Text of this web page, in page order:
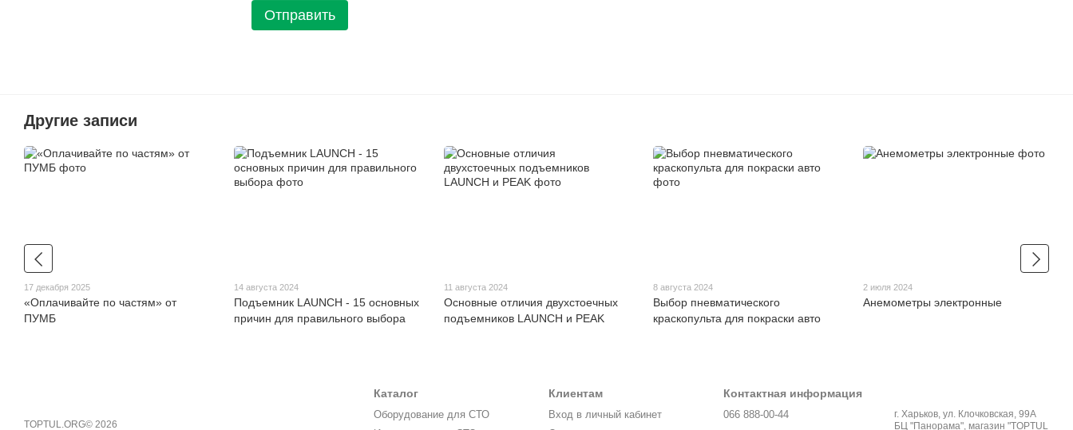
Отправить
Другие записи
17 декабря 2025
«Оплачивайте по частям» от
ПУМБ
14 августа 2024
Подъемник LAUNCH - 15 основных
причин для правильного выбора
11 августа 2024
Основные отличия двухстоечных
подъемников LAUNCH и PEAK
8 августа 2024
Выбор пневматического
краскопульта для покраски авто
2 июля 2024
Анемометры электронные
TOPTUL.ORG© 2026
Каталог
Оборудование для СТО
Клиентам
Вход в личный кабинет
Контактная информация
066 888-00-44
г. Харьков, ул. Клочковская, 99А
БЦ "Панорама", магазин "TOPTUL